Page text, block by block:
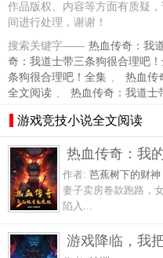
作品版权、内容等方面有质疑
间进行处理，谢谢！
搜索关键字—— 热血传奇：我
奇：我道士带三条狗很合理吧
条狗很合理吧！全集 、
热血传
全文阅读 、 热血传奇：我道士
游戏竞技小说全文阅读
热血传奇：我
作者: 芭蕉树下的财神
妻子卖房卷款跑路，
陷入...
游戏降临，我